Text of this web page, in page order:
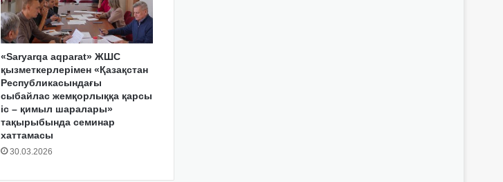
«Saryarqa aqparat» ЖШС
қызметкерлерімен «Қазақстан
Республикасындағы
сыбайлас жемқорлыққа қарсы
іс – қимыл шаралары»
тақырыбында семинар
хаттамасы
30.03.2026